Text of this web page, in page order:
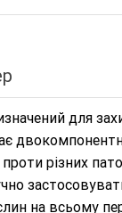
для
різних
на всьому